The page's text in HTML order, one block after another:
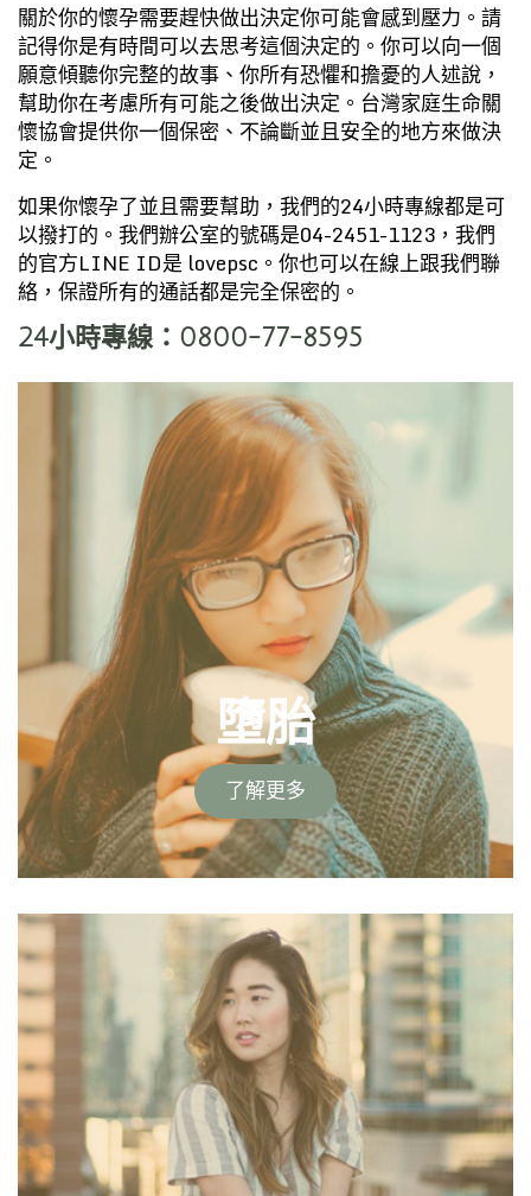
關於你的懷孕需要趕快做出決定你可能會感到壓力。請
記得你是有時間可以去思考這個決定的。你可以向一個
願意傾聽你完整的故事、你所有恐懼和擔憂的人述說，
幫助你在考慮所有可能之後做出決定。台灣家庭生命關
懷協會提供你一個保密、不論斷並且安全的地方來做決
定。
如果你懷孕了並且需要幫助，我們的24小時專線都是可
以撥打的。我們辦公室的號碼是04-2451-1123，我們
的官方LINE ID是 lovepsc。你也可以在線上跟我們聯
絡，保證所有的通話都是完全保密的。
24小時專線：0800-77-8595
墮胎
了解更多